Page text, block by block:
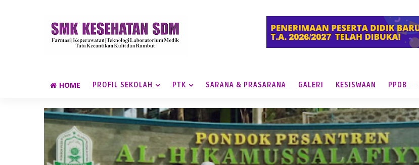
HOME PROFIL SEKOLAH PTK SARANA & PRASARANA GALERI KESISWAAN PPDB